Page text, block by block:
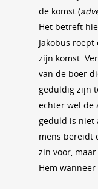
de komst (
Het betreft
Jakobus
zijn komst.
van de boer
geduldig zijn
echter wel de
geduld is niet
mens bereidt
zin voor,
Hem